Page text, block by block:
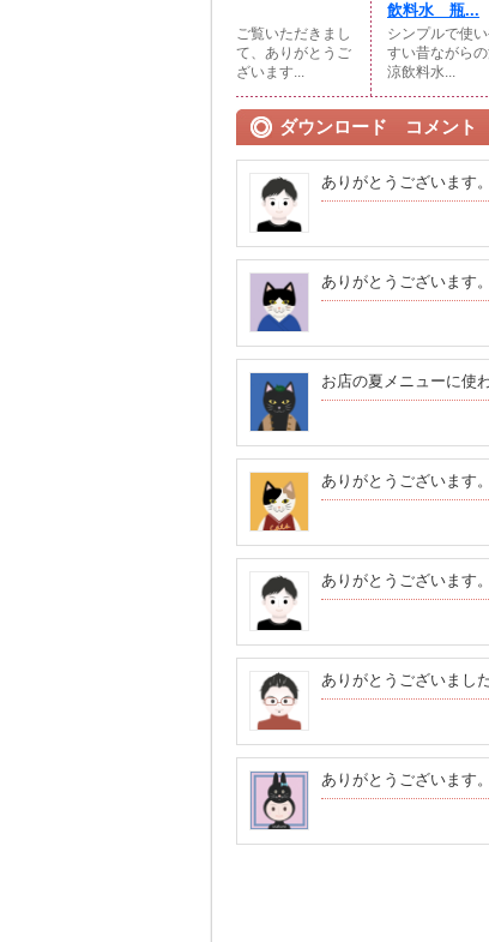
ご覧いただきまし
て、ありがとうご
ざいます...
飲料水 瓶...
シンプルで使
すい昔ながら
涼飲料水...
ダウンロード コメント
ありがとうございます
ありがとうございます
お店の夏メニューに使
ありがとうございます
ありがとうございます
ありがとうございまし
ありがとうございます